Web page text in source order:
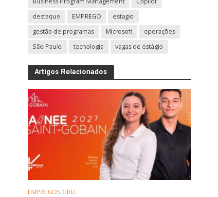
destaque
EMPREGO
estagio
gestão de programas
Microsoft
operações
São Paulo
tecnologia vagas de estágio
Artigos Relacionados
EMPREGOS GRU